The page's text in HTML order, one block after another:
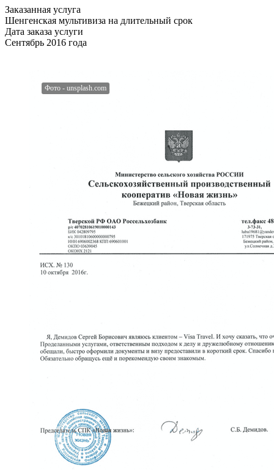
Заказанная услуга
Шенгенская мультивиза на длительный срок
Дата заказа услуги
Сентябрь 2016 года